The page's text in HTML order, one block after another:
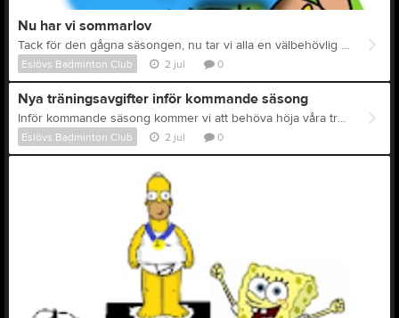
Nu har vi sommarlov
Tack för den gågna säsongen, nu tar vi alla en välbehövlig sommarledighet. Under augusti, måndagar och onsdagar klockan 19.00-20.30, kommer det finnas möjlighet till extra träning, främst för de som tävlingsspelar men också för trimgruppens spelare. Ordinarie träning för samtliga grupper startar i månadsskiftet augusti/september, mer information kommer längre fram.
Eslövs Badminton Club 2 jul 0
Nya träningsavgifter inför kommande säsong
Inför kommande säsong kommer vi att behöva höja våra träningsavgifter. Vi har medvetet valt att ligga lågt med höjning de senaste åren men stigande kostnader har medfört att vi inte längre kan tära på vårt kapital. Från och med säsongen 2026-2027 blir träningsavgiften följande: Seniorspelare, 1 000 kronor/säsong Juniorspelare, 700 kronor/säsong Medlemsavgiften, 100 kronor/säsong, är oförändrad. Har du möjlighet till friskvårdsbidrag från din arbetsgivare kontaktar du klubben för att få kvittens på erlagd träningsavgift. Som förälder har du möjlighet att ansöka om Fritidskortet för att få ekonomiskt stöd till träningsavgiften. Läs mer om hur du ansöker på https://www.fritidskortet.se/foralder/
Eslövs Badminton Club 2 jul 0